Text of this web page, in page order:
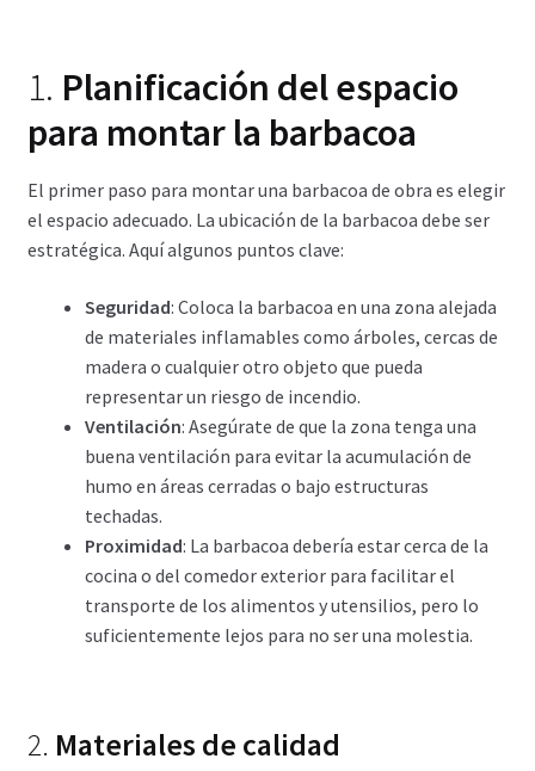
1. Planificación del espacio
para montar la barbacoa
El primer paso para montar una barbacoa de obra es elegir
el espacio adecuado. La ubicación de la barbacoa debe ser
estratégica. Aquí algunos puntos clave:
Seguridad: Coloca la barbacoa en una zona alejada
de materiales inflamables como árboles, cercas de
madera o cualquier otro objeto que pueda
representar un riesgo de incendio.
Ventilación: Asegúrate de que la zona tenga una
buena ventilación para evitar la acumulación de
humo en áreas cerradas o bajo estructuras
techadas.
Proximidad: La barbacoa debería estar cerca de la
cocina o del comedor exterior para facilitar el
transporte de los alimentos y utensilios, pero lo
suficientemente lejos para no ser una molestia.
2. Materiales de calidad